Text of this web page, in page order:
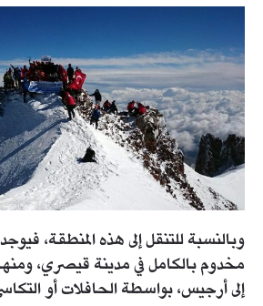
وبالنسبة للتنقل إلى هذه المنطقة،
مخدوم بالكامل في مدينة قيصري،
إلى أرجيس، بواسطة الحافلات أو